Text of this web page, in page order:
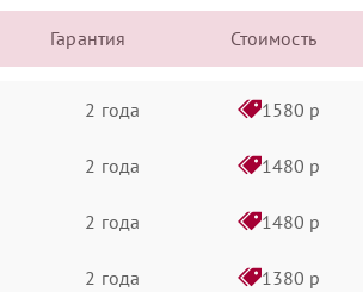
Гарантия Стоимость
2 года 1580 р
2 года 1480 р
2 года 1480 р
2 года 1380 р